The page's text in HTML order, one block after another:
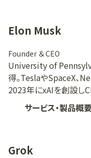
サービス・製品概
Grok
Elon Musk
Founder ＆ CEO
University of
得。TeslaやSpaceX、
2023年にxAIを創設し